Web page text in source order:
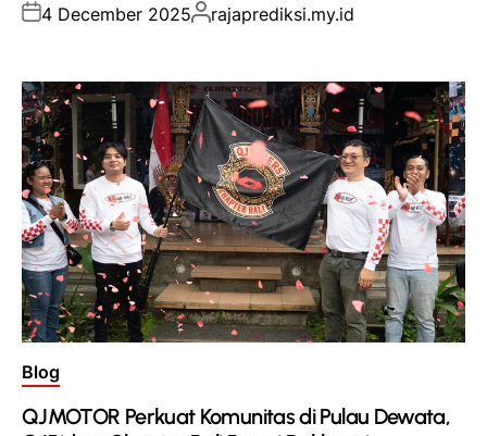
Posted
4 December 2025Posted
rajaprediksi.my.id
Posted
Blog
QJMOTOR Perkuat Komunitas di Pulau Dewata,